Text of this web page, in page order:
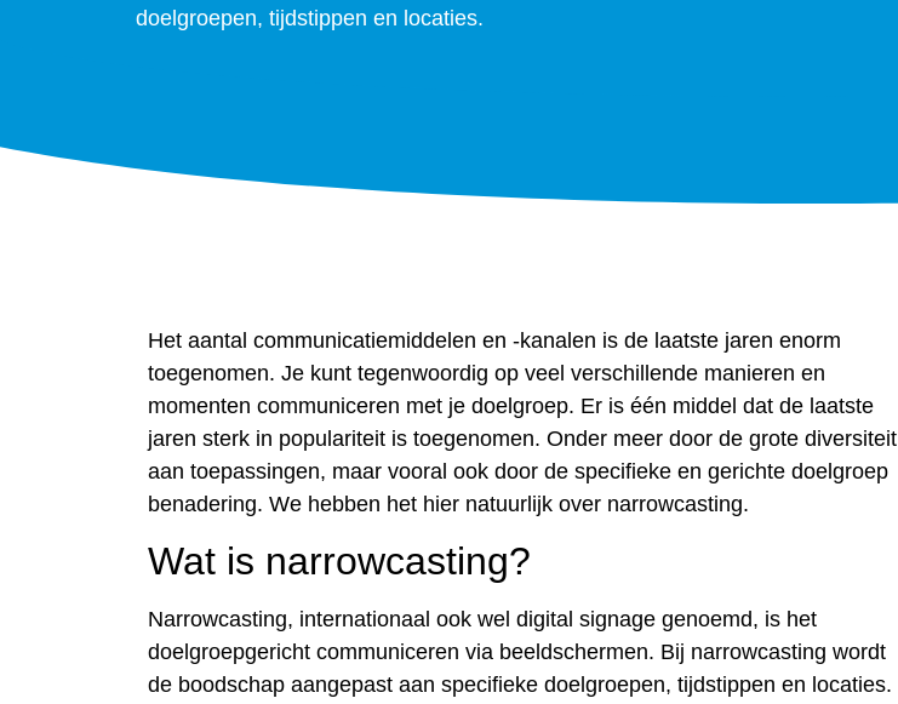
doelgroepen, tijdstippen en locaties.
Het aantal communicatiemiddelen en -kanalen is de laatste jaren enorm
toegenomen. Je kunt tegenwoordig op veel verschillende manieren en
momenten communiceren met je doelgroep. Er is één middel dat de laatste
jaren sterk in populariteit is toegenomen. Onder meer door de grote diversiteit
aan toepassingen, maar vooral ook door de specifieke en gerichte doelgroep
benadering. We hebben het hier natuurlijk over narrowcasting.
Wat is narrowcasting?
Narrowcasting, internationaal ook wel digital signage genoemd, is het
doelgroepgericht communiceren via beeldschermen. Bij narrowcasting wordt
de boodschap aangepast aan specifieke doelgroepen, tijdstippen en locaties.